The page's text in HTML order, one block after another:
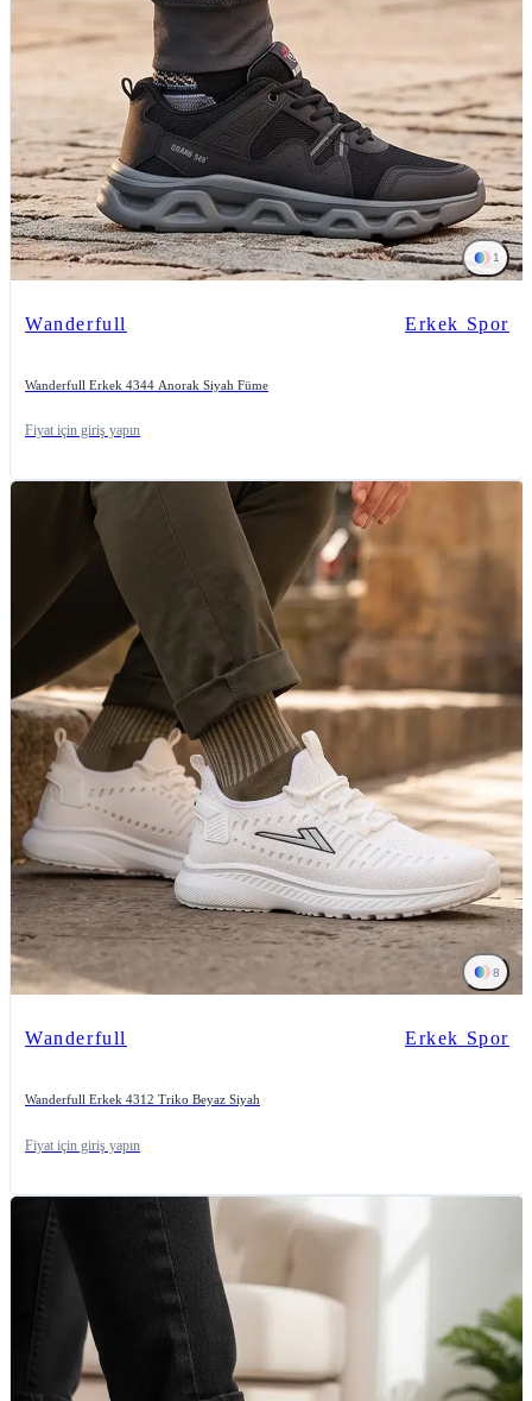
1
Wanderfull Erkek Spor
Wanderfull Erkek 4344 Anorak Siyah Füme
Fiyat için giriş yapın
8
Wanderfull Erkek Spor
Wanderfull Erkek 4312 Triko Beyaz Siyah
Fiyat için giriş yapın